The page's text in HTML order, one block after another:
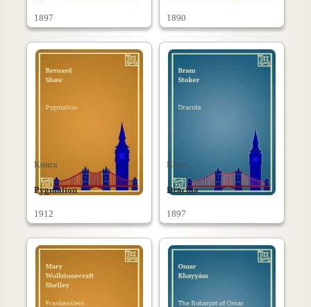
1897 1890
Книга
Pygmalion
1912
Книга
Dracula
1897